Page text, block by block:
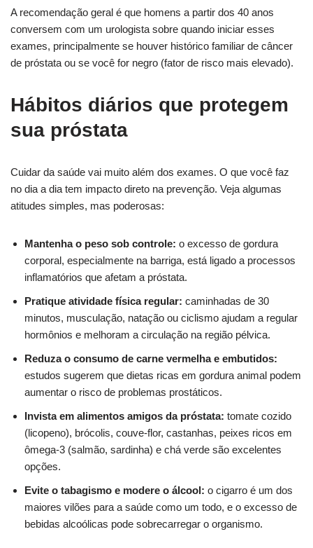
A recomendação geral é que homens a partir dos 40 anos
conversem com um urologista sobre quando iniciar esses
exames, principalmente se houver histórico familiar de câncer
de próstata ou se você for negro (fator de risco mais elevado).
Hábitos diários que protegem
sua próstata
Cuidar da saúde vai muito além dos exames. O que você faz
no dia a dia tem impacto direto na prevenção. Veja algumas
atitudes simples, mas poderosas:
Mantenha o peso sob controle: o excesso de gordura
corporal, especialmente na barriga, está ligado a processos
inflamatórios que afetam a próstata.
Pratique atividade física regular: caminhadas de 30
minutos, musculação, natação ou ciclismo ajudam a regular
hormônios e melhoram a circulação na região pélvica.
Reduza o consumo de carne vermelha e embutidos:
estudos sugerem que dietas ricas em gordura animal podem
aumentar o risco de problemas prostáticos.
Invista em alimentos amigos da próstata: tomate cozido
(licopeno), brócolis, couve-flor, castanhas, peixes ricos em
ômega-3 (salmão, sardinha) e chá verde são excelentes
opções.
Evite o tabagismo e modere o álcool: o cigarro é um dos
maiores vilões para a saúde como um todo, e o excesso de
bebidas alcoólicas pode sobrecarregar o organismo.